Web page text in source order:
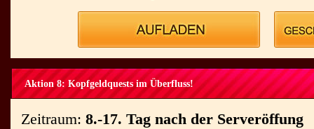
Aktion 8: Kopfgeldquests im Überfluss!
Zeitraum: 8.-17. Tag nach der Serveröffung